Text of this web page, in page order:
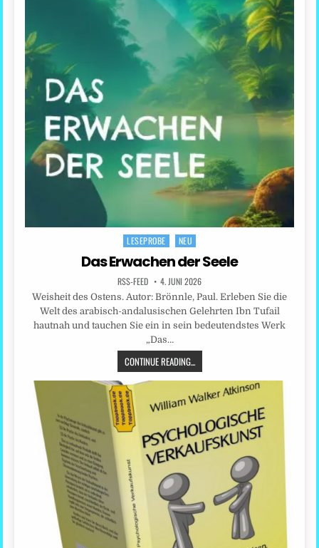
Posted
LESEPROBE NEU
Das Erwachen der Seele
RSS-FEED 4. JUNI 2026
Weisheit des Ostens. Autor: Brönnle, Paul. Erleben Sie die
Welt des arabisch-andalusischen Gelehrten Ibn Tufail
hautnah und tauchen Sie ein in sein bedeutendstes Werk
„Das…
CONTINUE READING...